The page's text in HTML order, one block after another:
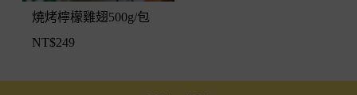
燒烤檸檬雞翅500g/包
NT$249